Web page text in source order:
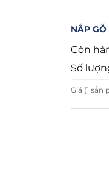
NẮP
Còn
Số
Giá (1 sản